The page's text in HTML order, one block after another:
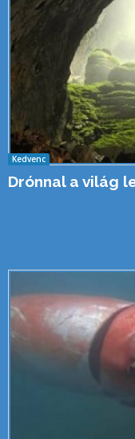
Kedvenc
Drónnal a világ